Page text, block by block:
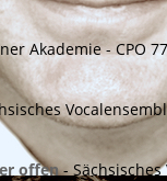
Akademie - CPO
offen- Sächsisches